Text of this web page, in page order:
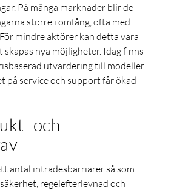
På många marknader blir de
större i omfång, ofta med
mindre aktörer kan detta vara
nya möjligheter. Idag finns
utvärdering till modeller
på service och support får ökad
och
antal inträdesbarriärer så som
regelefterlevnad och